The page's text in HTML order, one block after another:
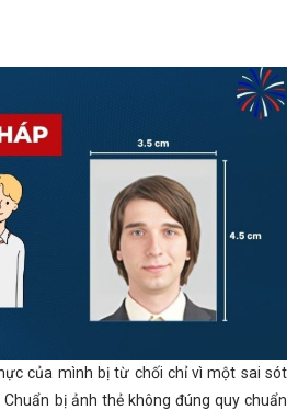
của mình bị từ chối chỉ vì một sai sót
Chuẩn bị ảnh thẻ không đúng quy chuẩn